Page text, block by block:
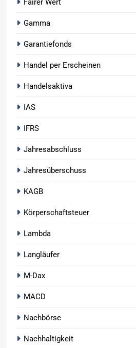
Fairer Wert
Gamma
Garantiefonds
Handel per Erscheinen
Handelsaktiva
IAS
IFRS
Jahresabschluss
Jahresüberschuss
KAGB
Körperschaftsteuer
Lambda
Langläufer
M-Dax
MACD
Nachbörse
Nachhaltigkeit